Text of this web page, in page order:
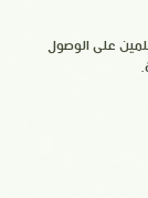
على الوصول